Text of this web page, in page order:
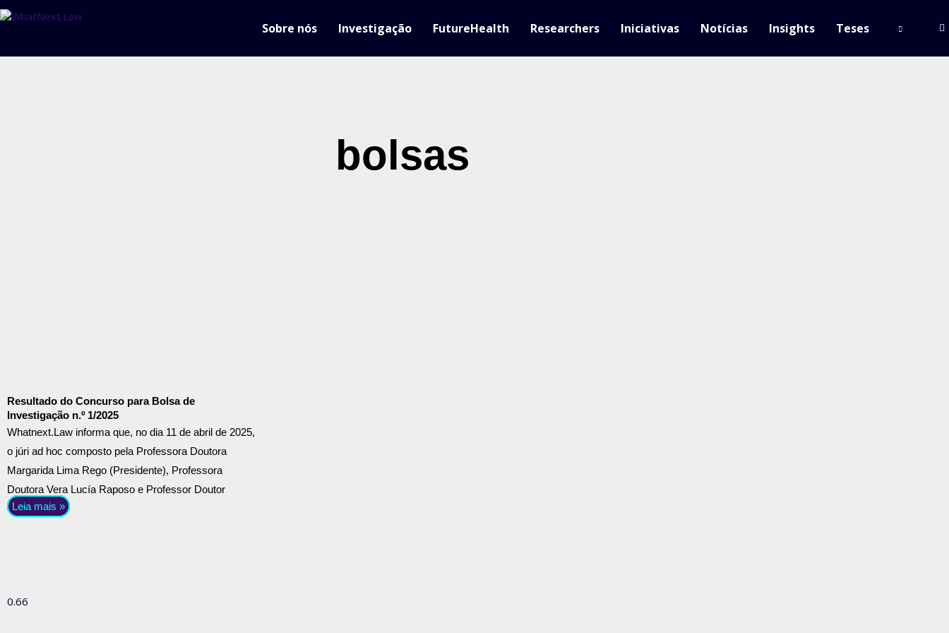
Sobre nós Investigação FutureHealth Researchers Iniciativas Notícias Insights Teses
bolsas
Resultado do Concurso para Bolsa de
Investigação n.º 1/2025
Whatnext.Law informa que, no dia 11 de abril de 2025,
o júri ad hoc composto pela Professora Doutora
Margarida Lima Rego (Presidente), Professora
Doutora Vera Lucía Raposo e Professor Doutor
Leia mais »